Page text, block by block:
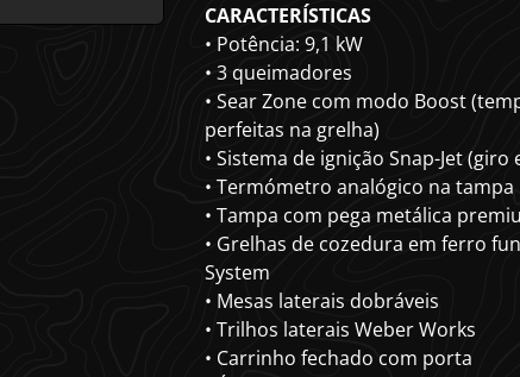
CARACTERÍSTICAS
• Potência: 9,1 kW
• 3 queimadores
• Sear Zone com modo Boost
perfeitas na grelha)
• Sistema de ignição Snap-Jet
• Termómetro analógico na tampa
• Tampa com pega metálica
• Grelhas de cozedura em ferro
System
• Mesas laterais dobráveis
• Trilhos laterais Weber Works
• Carrinho fechado com porta